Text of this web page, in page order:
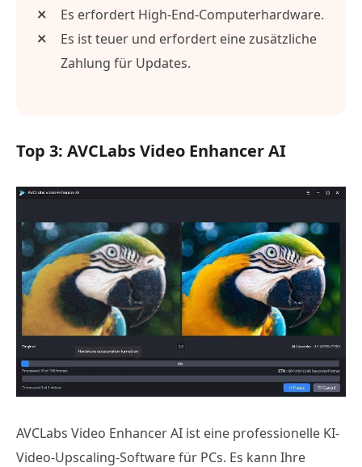
Es erfordert High-End-Computerhardware.
Es ist teuer und erfordert eine zusätzliche
Zahlung für Updates.
Top 3: AVCLabs Video Enhancer AI
AVCLabs Video Enhancer AI ist eine professionelle KI-
Video-Upscaling-Software für PCs. Es kann Ihre